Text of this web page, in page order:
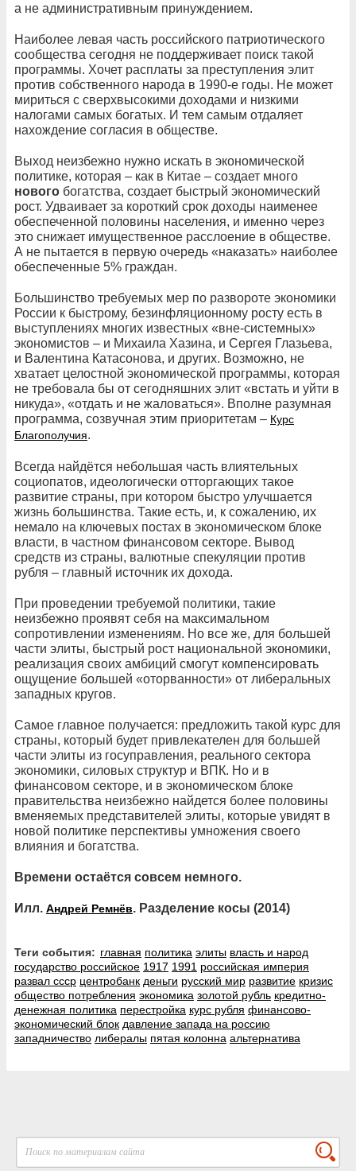
а не административным принуждением.
Наиболее левая часть российского патриотического
сообщества сегодня не поддерживает поиск такой
программы. Хочет расплаты за преступления элит
против собственного народа в 1990-е годы. Не может
мириться с сверхвысокими доходами и низкими
налогами самых богатых. И тем самым отдаляет
нахождение согласия в обществе.
Выход неизбежно нужно искать в экономической
политике, которая – как в Китае – создает много
нового богатства, создает быстрый экономический
рост. Удваивает за короткий срок доходы наименее
обеспеченной половины населения, и именно через
это снижает имущественное расслоение в обществе.
А не пытается в первую очередь «наказать» наиболее
обеспеченные 5% граждан.
Большинство требуемых мер по развороте экономики
России к быстрому, безинфляционному росту есть в
выступлениях многих известных «вне-системных»
экономистов – и Михаила Хазина, и Сергея Глазьева,
и Валентина Катасонова, и других. Возможно, не
хватает целостной экономической программы, которая
не требовала бы от сегодняшних элит «встать и уйти в
никуда», «отдать и не жаловаться». Вполне разумная
программа, созвучная этим приоритетам – Курс
Благополучия.
Всегда найдётся небольшая часть влиятельных
социопатов, идеологически отторгающих такое
развитие страны, при котором быстро улучшается
жизнь большинства. Такие есть, и, к сожалению, их
немало на ключевых постах в экономическом блоке
власти, в частном финансовом секторе. Вывод
средств из страны, валютные спекуляции против
рубля – главный источник их дохода.
При проведении требуемой политики, такие
неизбежно проявят себя на максимальном
сопротивлении изменениям. Но все же, для большей
части элиты, быстрый рост национальной экономики,
реализация своих амбиций смогут компенсировать
ощущение большей «оторванности» от либеральных
западных кругов.
Самое главное получается: предложить такой курс для
страны, который будет привлекателен для большей
части элиты из госуправления, реального сектора
экономики, силовых структур и ВПК. Но и в
финансовом секторе, и в экономическом блоке
правительства неизбежно найдется более половины
вменяемых представителей элиты, которые увидят в
новой политике перспективы умножения своего
влияния и богатства.
Времени остаётся совсем немного.
Илл. Андрей Ремнёв. Разделение косы (2014)
Теги события: главная политика элиты власть и народ
государство российское 1917 1991 российская империя
развал ссср центробанк деньги русский мир развитие кризис
общество потребления экономика золотой рубль кредитно-
денежная политика перестройка курс рубля финансово-
экономический блок давление запада на россию
западничество либералы пятая колонна альтернатива